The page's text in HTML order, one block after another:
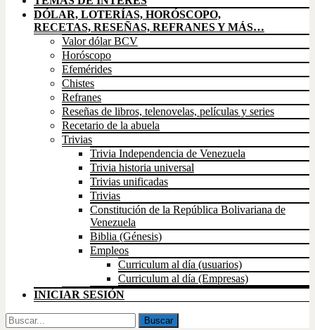
DÓLAR, LOTERÍAS, HORÓSCOPO,
RECETAS, RESEÑAS, REFRANES Y MÁS…
Valor dólar BCV
Horóscopo
Efemérides
Chistes
Refranes
Reseñas de libros, telenovelas, películas y series
Recetario de la abuela
Trivias
Trivia Independencia de Venezuela
Trivia historia universal
Trivias unificadas
Trivias
Constitución de la República Bolivariana de
Venezuela
Biblia (Génesis)
Empleos
Curriculum al día (usuarios)
Curriculum al día (Empresas)
INICIAR SESIÓN
Buscar